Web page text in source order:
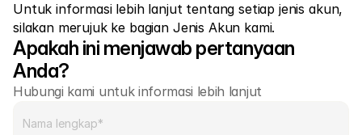
Untuk informasi lebih lanjut tentang setiap jenis akun,
silakan merujuk ke bagian Jenis Akun kami.
Apakah ini menjawab pertanyaan
Anda?
Hubungi kami untuk informasi lebih lanjut